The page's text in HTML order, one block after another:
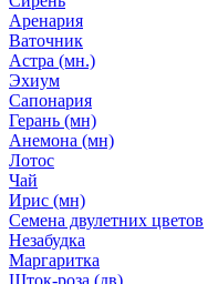
Аренария
Ваточник
Астра (мн.)
Эхиум
Сапонария
Герань (мн)
Анемона (мн)
Лотос
Чай
Ирис (мн)
Семена двулетних цветов
Незабудка
Маргаритка
Шток-роза (дв)